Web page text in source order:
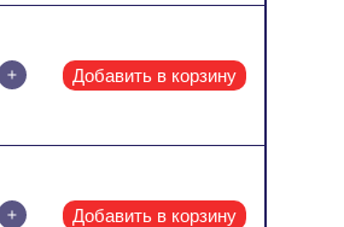
Добавить в корзину
Добавить в корзину